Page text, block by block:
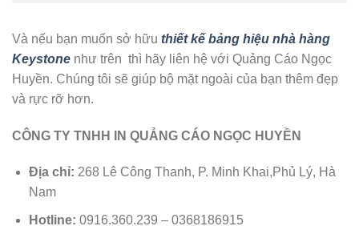
Và nếu bạn muốn sở hữu thiết kế bảng hiệu nhà hàng
Keystone như trên thì hãy liên hệ với Quảng Cáo Ngọc
Huyền. Chúng tôi sẽ giúp bộ mặt ngoài của bạn thêm đẹp
và rực rỡ hơn.
CÔNG TY TNHH IN QUẢNG CÁO NGỌC HUYỀN
Địa chỉ: 268 Lê Công Thanh, P. Minh Khai,Phủ Lý, Hà
Nam
Hotline: 0916.360.239 – 0368186915